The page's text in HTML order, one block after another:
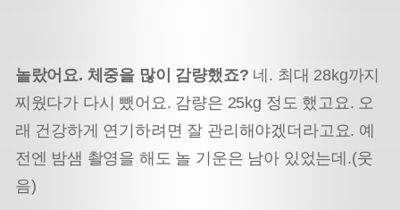
놀랐어요. 체중을 많이 감량했죠? 네. 최대 28kg까지
찌웠다가 다시 뺐어요. 감량은 25kg 정도 했고요. 오
래 건강하게 연기하려면 잘 관리해야겠더라고요. 예
전엔 밤샘 촬영을 해도 놀 기운은 남아 있었는데.(웃
음)